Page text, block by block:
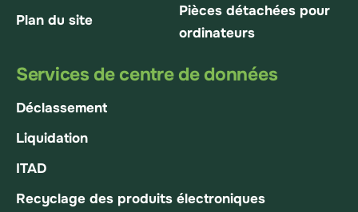
Plan du site
Pièces détachées pour
ordinateurs
Services de centre de données
Déclassement
Liquidation
ITAD
Recyclage des produits électroniques